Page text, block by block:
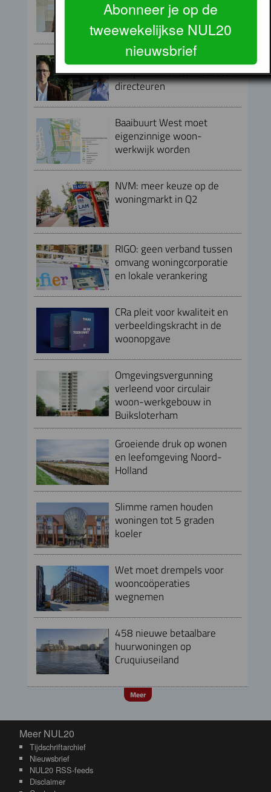
directeur Financiën en
Bedrijfsvoering bij Lieven de
Key
Directieteam Eigen Haard
compleet met twee nieuwe
directeuren
Baaibuurt West moet
eigenzinnige woon-
werkwijk worden
NVM: meer keuze op de
woningmarkt in Q2
RIGO: geen verband tussen
omvang woningcorporatie
en lokale verankering
CRa pleit voor kwaliteit en
verbeeldingskracht in de
woonopgave
Omgevingsvergunning
verleend voor circulair
woon-werkgebouw in
Buiksloterham
Groeiende druk op wonen
en leefomgeving Noord-
Holland
Slimme ramen houden
woningen tot 5 graden
koeler
Wet moet drempels voor
wooncoöperaties
wegnemen
458 nieuwe betaalbare
huurwoningen op
Cruquiuseiland
Meer
Meer NUL20
Meer NUL20
Tijdschriftarchief
Nieuwsbrief
NUL20 RSS-feeds
Disclaimer
Abonneer je op de
tweewekelijkse NUL20
nieuwsbrief